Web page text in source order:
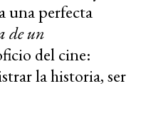
una perfecta
de un
del cine:
la historia, ser